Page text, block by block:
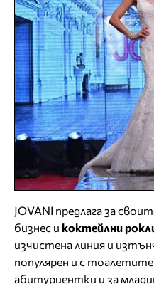
JOVANI предлага за
бизнес и коктейлни
изчистена линия и
популярен и с
абитуриентки и за